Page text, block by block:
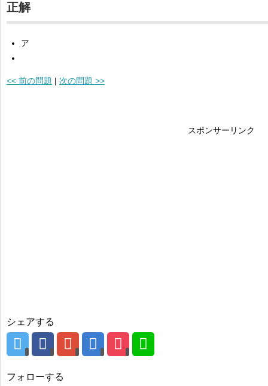
正解
ア
<< 前の問題 | 次の問題 >>
スポンサーリンク
シェアする
フォローする